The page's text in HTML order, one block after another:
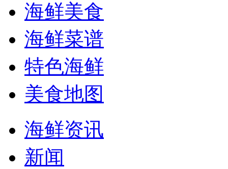
海鲜美食
海鲜菜谱
特色海鲜
美食地图
海鲜资讯
新闻